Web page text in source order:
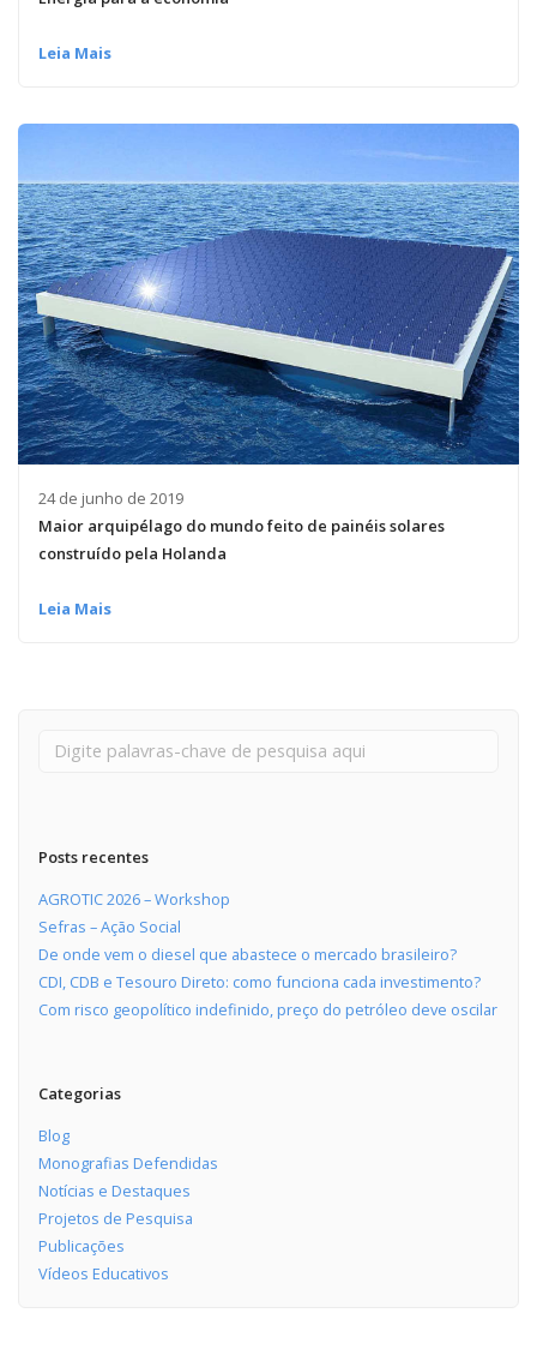
Leia Mais
24 de junho de 2019
Maior arquipélago do mundo feito de painéis solares
construído pela Holanda
Leia Mais
Posts recentes
AGROTIC 2026 – Workshop
Sefras – Ação Social
De onde vem o diesel que abastece o mercado brasileiro?
CDI, CDB e Tesouro Direto: como funciona cada investimento?
Com risco geopolítico indefinido, preço do petróleo deve oscilar
Categorias
Blog
Monografias Defendidas
Notícias e Destaques
Projetos de Pesquisa
Publicações
Vídeos Educativos